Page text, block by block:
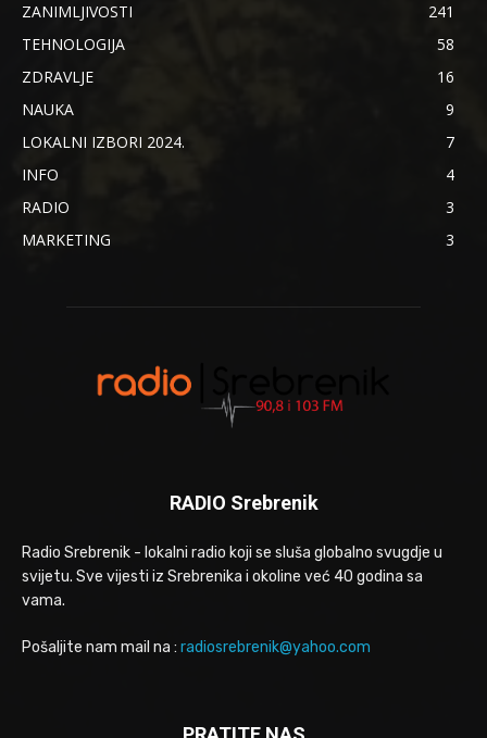
ZANIMLJIVOSTI
241
TEHNOLOGIJA
58
ZDRAVLJE
16
NAUKA
9
LOKALNI IZBORI 2024.
7
INFO
4
RADIO
3
MARKETING
3
RADIO Srebrenik
Radio Srebrenik - lokalni radio koji se sluša globalno svugdje u
svijetu. Sve vijesti iz Srebrenika i okoline već 40 godina sa
vama.
Pošaljite nam mail na : radiosrebrenik@yahoo.com